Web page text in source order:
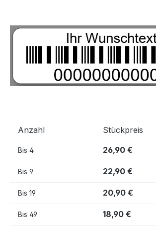
Anzahl Stückpreis
Bis 4 26,90 €
Bis 9 22,90 €
Bis 19 20,90 €
Bis 49 18,90 €